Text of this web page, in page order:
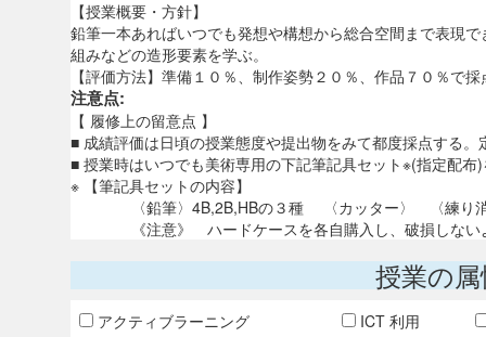
【授業概要・方針】
鉛筆一本あればいつでも発想や構想から総合空間まで表現
組みなどの造形要素を学ぶ。
【評価方法】準備１０％、制作姿勢２０％、作品７０％で
注意点:
【 履修上の留意点 】
■ 成績評価は日頃の授業態度や提出物をみて都度採点する
■ 授業時はいつでも美術専用の下記筆記具セット※(指定配
※ 【筆記具セットの内容】
〈鉛筆〉4B,2B,HBの３種 〈カッター〉 〈練り消
《注意》 ハードケースを各自購入し、破損しない
授業の
アクティブラーニング ICT 利用